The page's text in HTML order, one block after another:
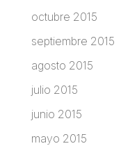
octubre 2015
septiembre 2015
agosto 2015
julio 2015
junio 2015
mayo 2015